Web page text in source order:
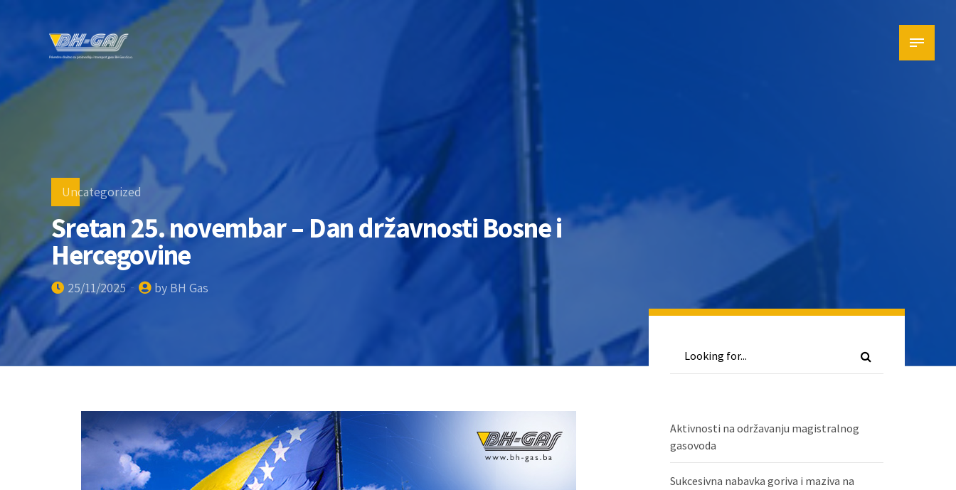
Uncategorized
Sretan 25. novembar – Dan državnosti Bosne i
Hercegovine
25/11/2025 by BH Gas
Aktivnosti na održavanju magistralnog
gasovoda
Sukcesivna nabavka goriva i maziva na